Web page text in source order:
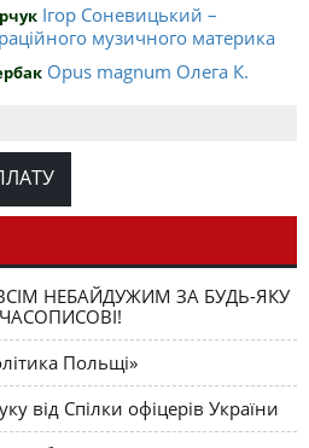
Ігор Соневицький –
музичного материка
Opus magnum Олега К.
К. Романчук
й тактики
НЕБАЙДУЖИМ ЗА БУДЬ-ЯКУ
Польщі»
від Спілки офіцерів України